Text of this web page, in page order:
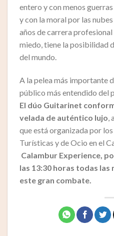
entero y con menos
y con la moral por las
años de carrera
miedo, tiene la posibilidad
del mundo.
A la pelea más importante
público más entendido del
El dúo Guitarinet
velada de auténtico lujo,
que está organizada por
Turísticas y de Ocio en el
Calambur Experience,
las 13:30 horas todas las
este gran combate.